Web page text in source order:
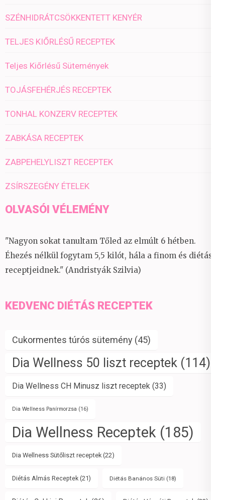
SZÉNHIDRÁTCSÖKKENTETT KENYÉR
TELJES KIŐRLÉSŰ RECEPTEK
Teljes Kiőrlésű Sütemények
TOJÁSFEHÉRJÉS RECEPTEK
TONHAL KONZERV RECEPTEK
ZABKÁSA RECEPTEK
ZABPEHELYLISZT RECEPTEK
ZSÍRSZEGÉNY ÉTELEK
OLVASÓI VÉLEMÉNY
"Nagyon sokat tanultam Tőled az elmúlt 6 hétben.
Éhezés nélkül fogytam 5,5 kilót, hála a finom és diétás
receptjeidnek." (Andristyák Szilvia)
KEDVENC DIÉTÁS RECEPTEK
Cukormentes túrós sütemény (45)
Dia Wellness 50 liszt receptek (114)
Dia Wellness CH Minusz liszt receptek (33)
Dia Wellness Panírmorzsa (16)
Dia Wellness Receptek (185)
Dia Wellness Sütőliszt receptek (22)
Diétás Almás Receptek (21) Diétás Banános Süti (18)